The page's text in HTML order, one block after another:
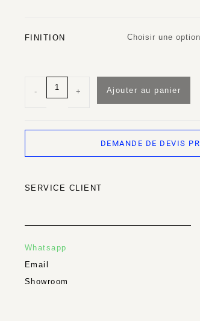
FINITION Choisir une option
- + Ajouter au panier
DEMANDE DE DEVIS
SERVICE CLIENT
Whatsapp
Email
Showroom